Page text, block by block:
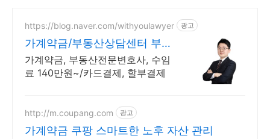
https://blog.naver.com/withyoulawyer 광고
가계약금/부동산상담센터 부동
산전문변호사 직접상담
가계약금, 부동산전문변호사, 수임
료 140만원~/카드결제, 할부결제
http://m.coupang.com 광고
가계약금 쿠팡 스마트한 노후 자산 관리